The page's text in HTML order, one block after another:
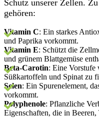
Schutz unserer Zellen.
gehören:
Vitamin C: Ein starkes
und Paprika vorkommt.
Vitamin E: Schützt die
und grünem Blattgemüse
Beta-Carotin: Eine
Süßkartoffeln und Spinat zu
Selen: Ein Spurenelement,
vorkommt.
Polyphenole: Pflanzliche
Eigenschaften, die in